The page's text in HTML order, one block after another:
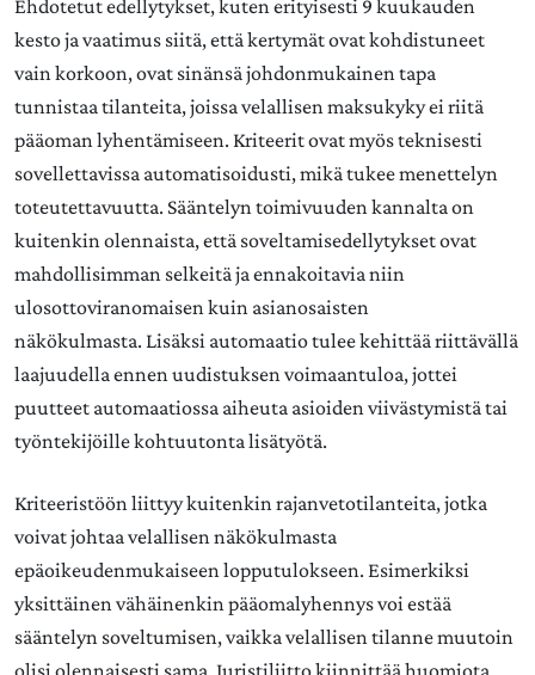
Ehdotetut edellytykset, kuten erityisesti 9 kuukauden
kesto ja vaatimus siitä, että kertymät ovat kohdistuneet
vain korkoon, ovat sinänsä johdonmukainen tapa
tunnistaa tilanteita, joissa velallisen maksukyky ei riitä
pääoman lyhentämiseen. Kriteerit ovat myös teknisesti
sovellettavissa automatisoidusti, mikä tukee menettelyn
toteutettavuutta. Sääntelyn toimivuuden kannalta on
kuitenkin olennaista, että soveltamisedellytykset ovat
mahdollisimman selkeitä ja ennakoitavia niin
ulosottoviranomaisen kuin asianosaisten
näkökulmasta. Lisäksi automaatio tulee kehittää riittävällä
laajuudella ennen uudistuksen voimaantuloa, jottei
puutteet automaatiossa aiheuta asioiden viivästymistä tai
työntekijöille kohtuutonta lisätyötä.
Kriteeristöön liittyy kuitenkin rajanvetotilanteita, jotka
voivat johtaa velallisen näkökulmasta
epäoikeudenmukaiseen lopputulokseen. Esimerkiksi
yksittäinen vähäinenkin pääomalyhennys voi estää
sääntelyn soveltumisen, vaikka velallisen tilanne muutoin
olisi olennaisesti sama. Juristiliitto kiinnittää huomiota